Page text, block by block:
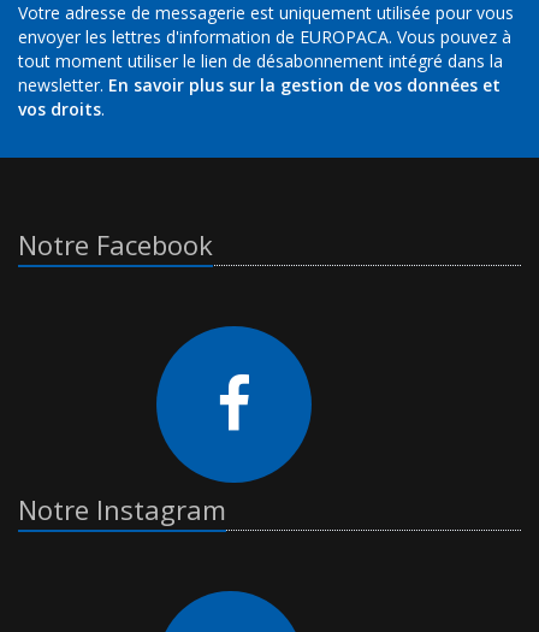
Votre adresse de messagerie est uniquement utilisée pour vous
envoyer les lettres d'information de EUROPACA. Vous pouvez à
tout moment utiliser le lien de désabonnement intégré dans la
newsletter. En savoir plus sur la gestion de vos données et
vos droits.
Notre Facebook
Notre Instagram